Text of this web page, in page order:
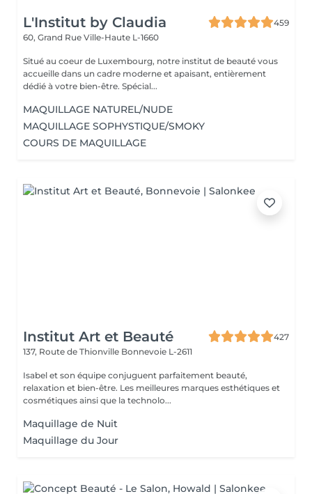
L'Institut by Claudia
459
60, Grand Rue Ville-Haute L-1660
Situé au coeur de Luxembourg, notre institut de beauté vous
accueille dans un cadre moderne et apaisant, entièrement
dédié à votre bien-être. Spécial...
MAQUILLAGE NATUREL/NUDE
MAQUILLAGE SOPHYSTIQUE/SMOKY
COURS DE MAQUILLAGE
Institut Art et Beauté
427
137, Route de Thionville Bonnevoie L-2611
Isabel et son équipe conjuguent parfaitement beauté,
relaxation et bien-être. Les meilleures marques esthétiques et
cosmétiques ainsi que la technolo...
Maquillage de Nuit
Maquillage du Jour